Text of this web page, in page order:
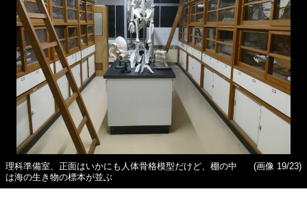
理科準備室、正面はいかにも人体骨格模型だけど、棚の中
は海の生き物の標本が並ぶ
(画像 19/23)